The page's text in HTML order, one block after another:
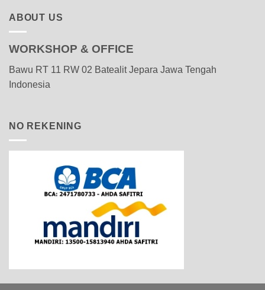
ABOUT US
WORKSHOP & OFFICE
Bawu RT 11 RW 02 Batealit Jepara Jawa Tengah
Indonesia
NO REKENING